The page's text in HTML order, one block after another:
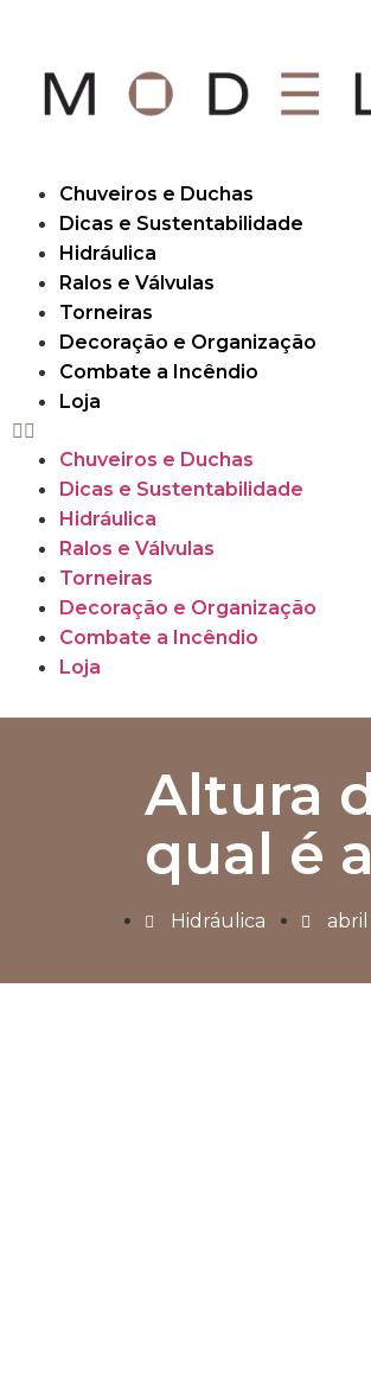
Chuveiros e Duchas
Dicas e Sustentabilidade
Hidráulica
Ralos e Válvulas
Torneiras
Decoração e Organização
Combate a Incêndio
Loja
Chuveiros e Duchas
Dicas e Sustentabilidade
Hidráulica
Ralos e Válvulas
Torneiras
Decoração e Organização
Combate a Incêndio
Loja
Altura
qual é
Hidráulica